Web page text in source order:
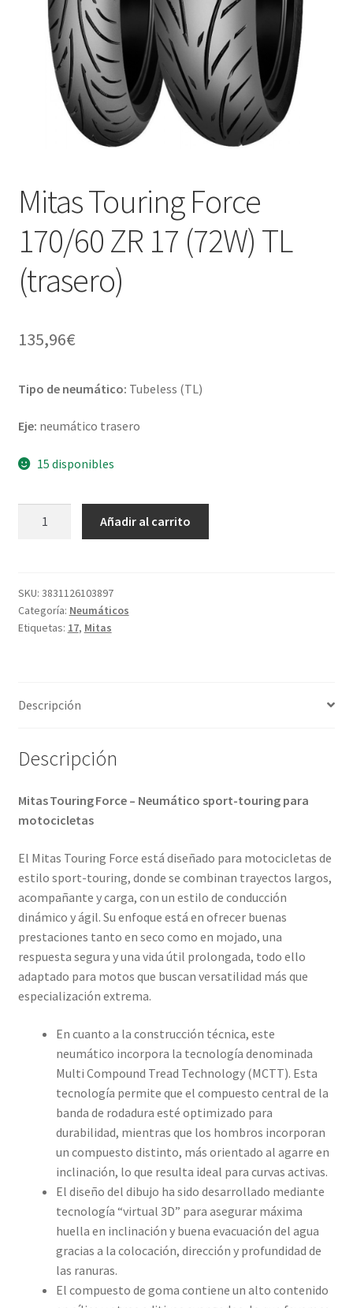
Mitas Touring Force
170/60 ZR 17 (72W) TL
(trasero)
135,96€
Tipo de neumático: Tubeless (TL)
Eje: neumático trasero
15 disponibles
ZR
17
(72W)
Añadir al carrito
SKU: 3831126103897
Categoría: Neumáticos
Etiquetas: 17, Mitas
Descripción
Descripción
Mitas Touring Force – Neumático sport-touring para
motocicletas
El Mitas Touring Force está diseñado para motocicletas de
estilo sport-touring, donde se combinan trayectos largos,
acompañante y carga, con un estilo de conducción
dinámico y ágil. Su enfoque está en ofrecer buenas
prestaciones tanto en seco como en mojado, una
respuesta segura y una vida útil prolongada, todo ello
adaptado para motos que buscan versatilidad más que
especialización extrema.
En cuanto a la construcción técnica, este
neumático incorpora la tecnología denominada
Multi Compound Tread Technology (MCTT). Esta
tecnología permite que el compuesto central de la
banda de rodadura esté optimizado para
durabilidad, mientras que los hombros incorporan
un compuesto distinto, más orientado al agarre en
inclinación, lo que resulta ideal para curvas activas.
El diseño del dibujo ha sido desarrollado mediante
tecnología “virtual 3D” para asegurar máxima
huella en inclinación y buena evacuación del agua
gracias a la colocación, dirección y profundidad de
las ranuras.
El compuesto de goma contiene un alto contenido